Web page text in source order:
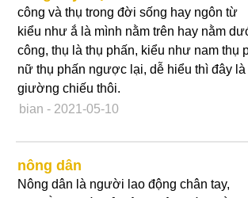
công và thụ trong đời sống hay ngôn từ
kiểu như ắ là mình nằm trên hay nằm
công, thụ là thụ phấn, kiểu như nam thụ
nữ thụ phấn ngược lại, dễ hiểu thì đây
giường chiếu thôi.
bian - 2021-05-10
nông dân
Nông dân là người lao động chân tay,